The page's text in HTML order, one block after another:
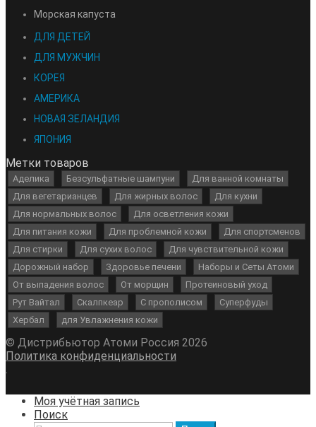
Морская капуста
ДЛЯ ДЕТЕЙ
ДЛЯ МУЖЧИН
КОРЕЯ
АМЕРИКА
НОВАЯ ЗЕЛАНДИЯ
ЯПОНИЯ
Метки товаров
Аделика Безсульфатные шампуни
Для ванной комнаты
Для вегетарианцев
Для жирных волос
Для кухни
Для нормальных волос
Для осветления кожи
Для питания кожи
Для проблемной кожи
Для спортсменов
Для стирки
Для сухих волос
Для чувствительной кожи
Дорожный набор
Здоровье печени
Наборы и Сеты Атоми
От выпадения волос
От морщин
Протеиновый уход
Рут Вайтал
Скалпкеар С прополисом
Суперфуды
Хербал
для Увлажнения кожи
© Дистрибьютор Атоми Россия 2026
Политика конфиденциальности
Моя учётная запись
Поиск